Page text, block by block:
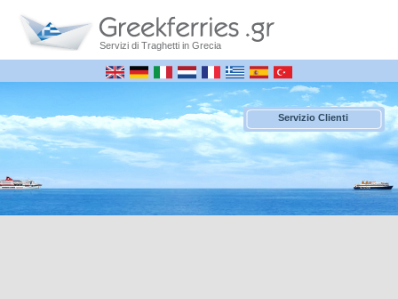
Servizi di Traghetti in Grecia
Servizio Clienti